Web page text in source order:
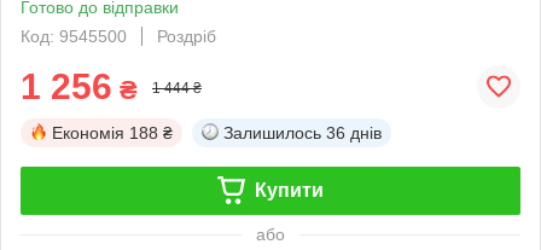
Готово до відправки
Код: 9545500
Роздріб
1 256 ₴ 1 444 ₴
Економія 188 ₴ Залишилось 36 днів
Купити
або